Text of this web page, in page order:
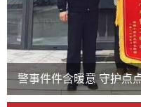
警事件件含暖意 守护点